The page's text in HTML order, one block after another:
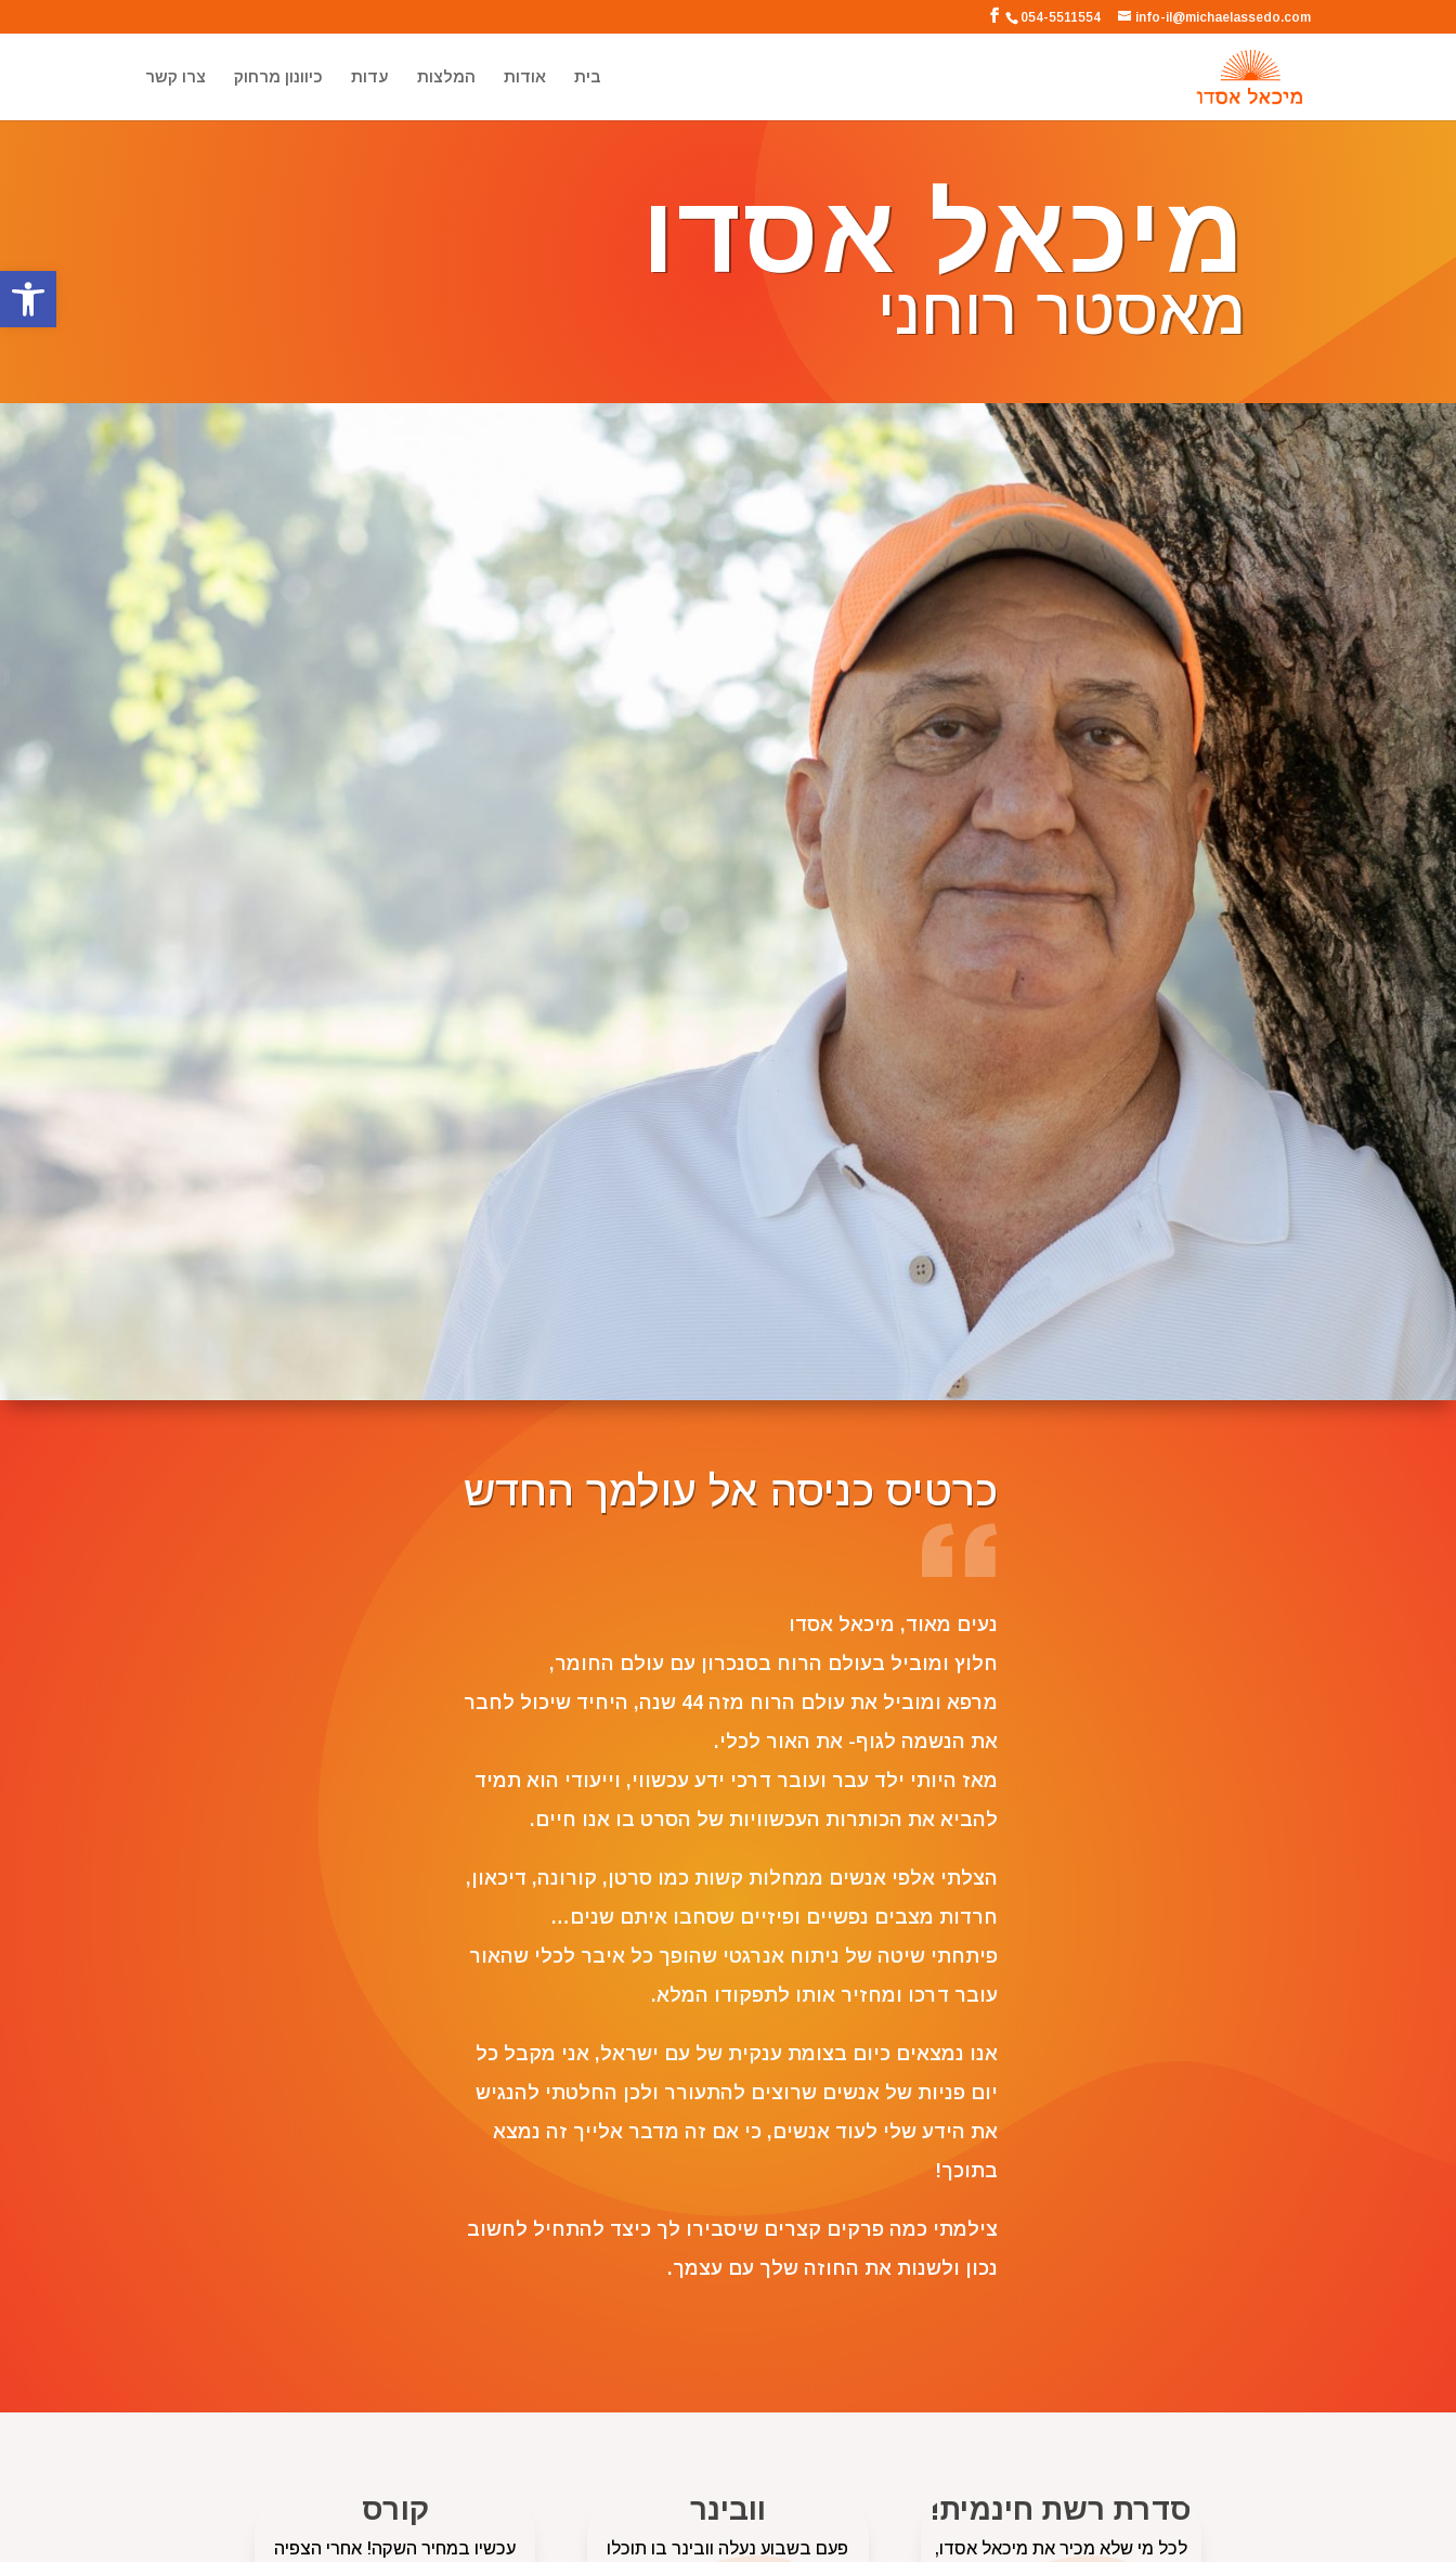
פתח
054-5511554 info-il@michaelassedo.com
בית אודות המלצות עדות כיוונון מרחוק צרו קשר
מיכאל אסדו
מאסטר רוחני
כרטיס כניסה אל עולמך החדש
Reviewer Name
נעים מאוד, ‏מיכאל אסדו
חלוץ ומוביל בעולם הרוח בסנכרון עם עולם החומר,
מרפא ומוביל את עולם הרוח מזה 44 שנה, היחיד שיכול לחבר
את הנשמה לגוף- את האור לכלי.
מאז היותי ילד עבר ועובר דרכי ידע עכשווי, וייעודי הוא תמיד
להביא את הכותרות העכשוויות של הסרט בו אנו חיים.
הצלתי אלפי אנשים ממחלות קשות כמו סרטן, קורונה, דיכאון,
חרדות מצבים נפשיים ופיזיים שסחבו איתם שנים…
פיתחתי שיטה של ניתוח אנרגטי שהופך כל איבר לכלי שהאור
עובר דרכו ומחזיר אותו לתפקודו המלא.
אנו נמצאים כיום בצומת ענקית של עם ישראל, אני מקבל כל
יום פניות של אנשים שרוצים להתעורר ולכן החלטתי להנגיש
את הידע שלי לעוד אנשים, כי אם זה מדבר אלייך זה נמצא
בתוכך!
צילמתי כמה פרקים קצרים שיסבירו לך כיצד להתחיל לחשוב
נכון ולשנות את החוזה שלך עם עצמך.
קורס
עכשיו במחיר השקה! אחרי הצפיה
וובינר
פעם בשבוע נעלה וובינר בו תוכלו
סדרת רשת חינמית!
לכל מי שלא מכיר את מיכאל אסדו,